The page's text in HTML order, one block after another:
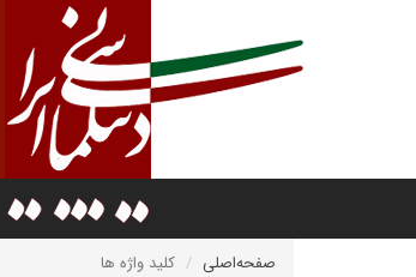
صفحه‌اصلی کلید واژه ها